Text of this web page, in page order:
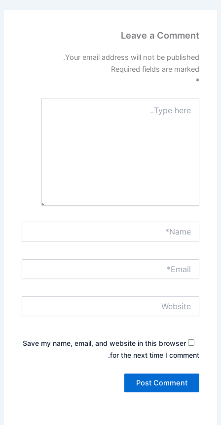
Leave a Comment
Your email address will not be published.
Required fields are marked
*
here..
Save my name, email, and website in this browser
for the next time I comment.